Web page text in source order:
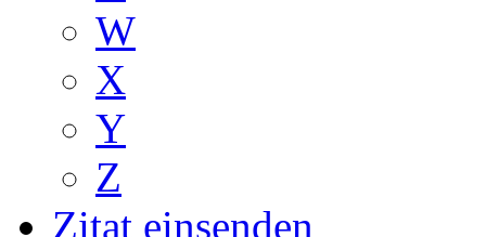
W
X
Y
Z
Zitat einsenden